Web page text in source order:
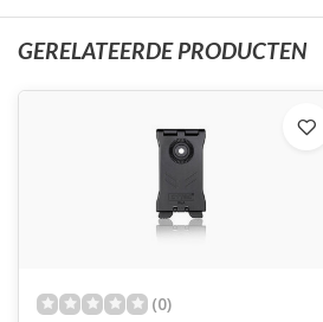
GERELATEERDE PRODUCTEN
(0)